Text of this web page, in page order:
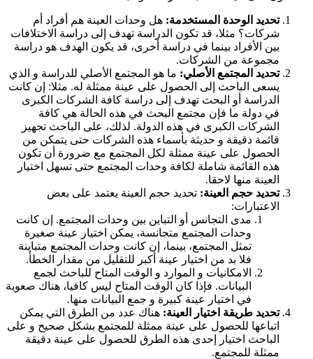
تحديد الوحدة المستخدمة: هل وحدات العينة هم أفراد أم
شركات؟ مثلا، قد تكون الدراسة تهدف إلى دراسة الاختلافات
بين الأفراد بينما في دراسة أخرى، قد يكون الهدف هو دراسة
مجموعة من الشركات.
تحديد المجتمع الأصلي: ما هو المجتمع الأصلي للدراسة و الذي
يسعى الباحث إلى الحصول على عينة ممثلة له. مثلا: إن كانت
الدراسة أو البحث تهدف إلى دراسة كافة الشركات الكبرى
في دولة ما فإن مجتمع البحث في هذه الحالة هي كافة
الشركات الكبرى في هذه الدولة. لذلك، على الباحث تجهيز
قائمة دقيقة و حديثة بأسماء هذه الشركات حتى يتمكن من
الحصول على عينة ممثلة لكل المجتمع مع ضرورة أن تكون
هذه القائمة شاملة لكافة وحدات المجتمع حتى تسهل اختيار
العينة منها لاحقا.
تحديد حجم العينة: تحديد حجم العينة يعتمد على بعض
الاعتبارات:
مدى التجانس أو التباين بين وحدات المجتمع. إن كانت
وحدات المجتمع متجانسة، يمكن اختيار عينة صغيرة
تمثل المجتمع، بينما، إن كانت وحدات المجتمع متباينة
فلا بد من اختيار عينة أكبر للتقليل من مقدار الخطأ.
الامكانيات و الموارد و الوقت المتاح للباحث لجمع
البيانات. فإذا كان الوقت المتاح ليس كافيا، هناك صعوبة
في اختيار عينة كبيرة و جمع البيانات منها.
تحديد طريقة اختيار العينة: هناك عدد من الطرق التي يمكن
اتباعها للحصول على عينة ممثلة للمجتمع بشكل صحيح و على
الباحث اختيار إحدى هذه الطرق للحصول على عينة دقيقة
ممثلة للمجتمع.